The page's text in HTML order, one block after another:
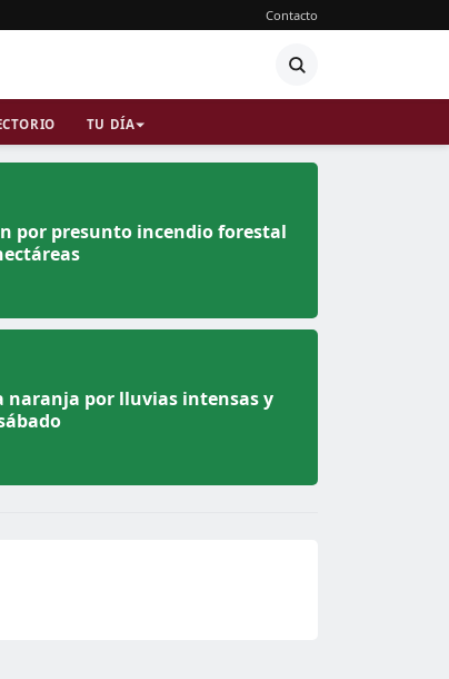
Contacto
TU DÍA
por presunto incendio forestal
naranja por lluvias intensas y